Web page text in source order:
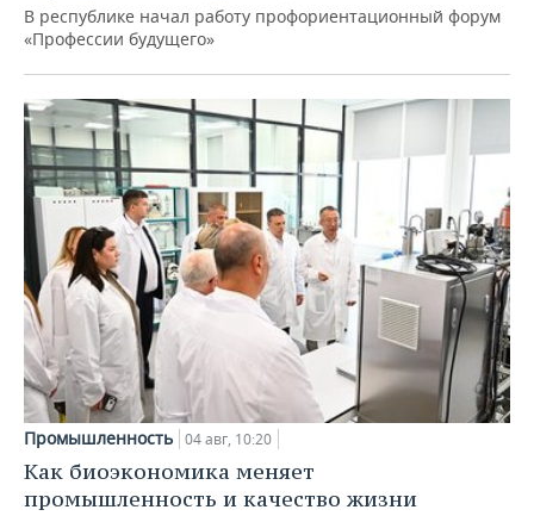
В республике начал работу профориентационный форум
«Профессии будущего»
Промышленность 04 авг, 10:20
Как биоэкономика меняет
промышленность и качество жизни